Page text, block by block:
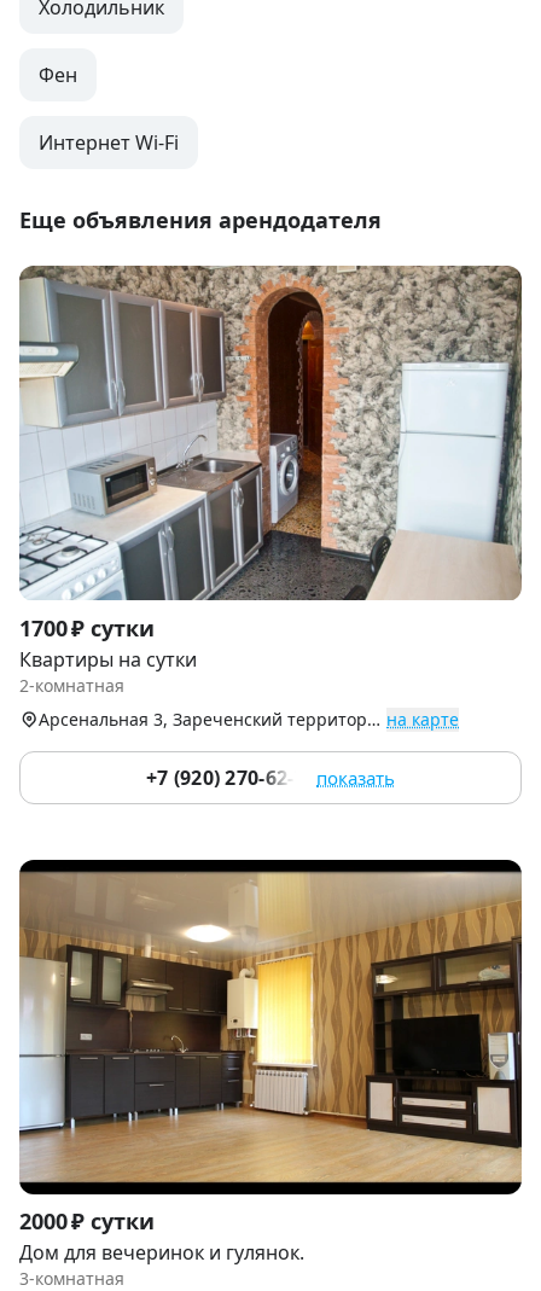
Холодильник
Фен
Интернет Wi-Fi
Еще объявления арендодателя
Item
1
of
7
1700 ₽ сутки
Квартиры на сутки
2-комнатная
Арсенальная 3, Зареченский территориальный округ на карте
+7 (920) 270-62-70 показать
Item
1
of
2000 ₽ сутки
Дом для вечеринок и гулянок.
3-комнатная